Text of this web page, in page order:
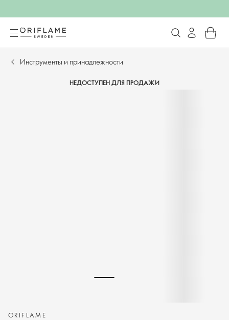
Инструменты и принадлежности
НЕДОСТУПЕН ДЛЯ ПРОДАЖИ
ORIFLAME